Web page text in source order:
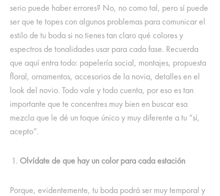
serio puede haber errores? No, no como tal, pero sí puede
ser que te topes con algunos problemas para comunicar el
estilo de tu boda si no tienes tan claro qué colores y
espectros de tonalidades usar para cada fase. Recuerda
que aquí entra todo: papelería social, montajes, propuesta
floral, ornamentos, accesorios de la novia, detalles en el
look del novio. Todo vale y todo cuenta, por eso es tan
importante que te concentres muy bien en buscar esa
mezcla que le dé un toque único y muy diferente a tu “sí,
acepto”.
Olvídate de que hay un color para cada estación
Porque, evidentemente, tu boda podrá ser muy temporal y